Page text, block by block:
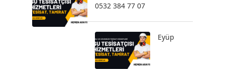
0532 384 77 07
Eyüp